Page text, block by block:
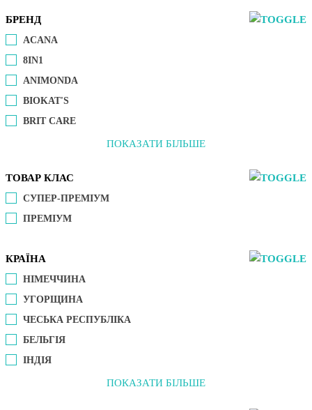
БРЕНД
ACANA
8IN1
ANIMONDA
BIOKAT'S
BRIT CARE
ПОКАЗАТИ БІЛЬШЕ
ТОВАР КЛАС
СУПЕР-ПРЕМІУМ
ПРЕМІУМ
КРАЇНА
НІМЕЧЧИНА
УГОРЩИНА
ЧЕСЬКА РЕСПУБЛІКА
БЕЛЬГІЯ
ІНДІЯ
ПОКАЗАТИ БІЛЬШЕ